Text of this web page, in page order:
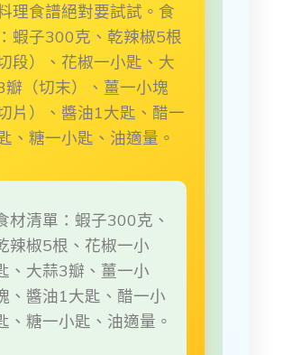
理食譜絕對要試試。食
蝦子300克、乾辣椒5根
切段）、花椒一小匙、大
瓣（切末）、薑一小塊
切片）、醬油1大匙、醋一
、糖一小匙、油適量。
材清單：蝦子300克、
辣椒5根、花椒一小
、大蒜3瓣、薑一小
、醬油1大匙、醋一小
、糖一小匙、油適量。